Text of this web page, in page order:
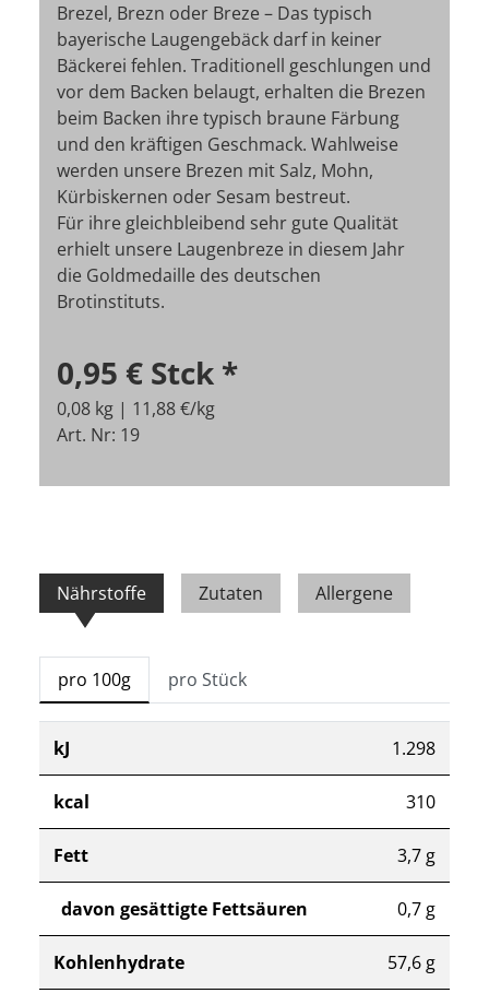
Brezel, Brezn oder Breze – Das typisch
bayerische Laugengebäck darf in keiner
Bäckerei fehlen. Traditionell geschlungen und
vor dem Backen belaugt, erhalten die Brezen
beim Backen ihre typisch braune Färbung
und den kräftigen Geschmack. Wahlweise
werden unsere Brezen mit Salz, Mohn,
Kürbiskernen oder Sesam bestreut.
Für ihre gleichbleibend sehr gute Qualität
erhielt unsere Laugenbreze in diesem Jahr
die Goldmedaille des deutschen
Brotinstituts.
0,95 € Stck *
0,08 kg | 11,88 €/kg
Art. Nr: 19
Nährstoffe Zutaten Allergene
pro 100g pro Stück
kJ 1.298
kcal 310
Fett 3,7 g
davon gesättigte Fettsäuren 0,7 g
Kohlenhydrate 57,6 g